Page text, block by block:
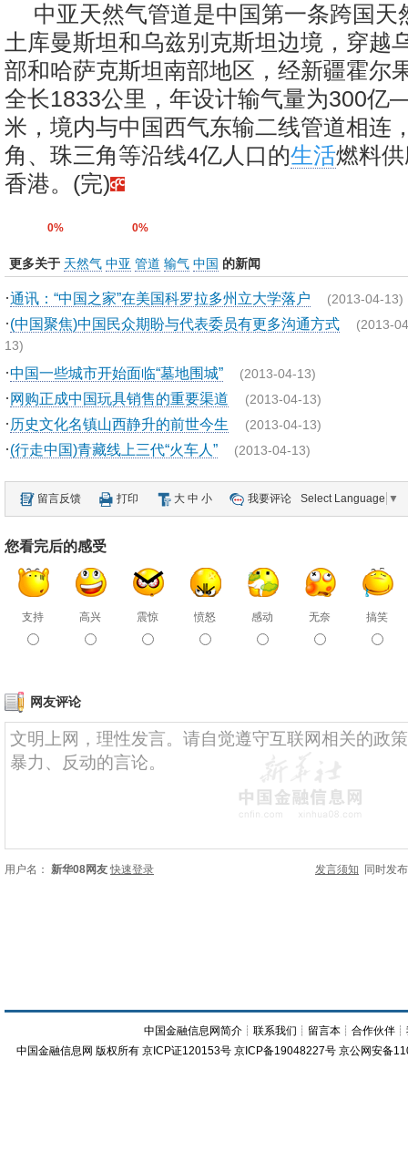
中亚天然气管道是中国第一条跨国天
土库曼斯坦和乌兹别克斯坦边境，穿越
部和哈萨克斯坦南部地区，经新疆霍尔
全长1833公里，年设计输气量为300亿
米，境内与中国西气东输二线管道相连
角、珠三角等沿线4亿人口的生活燃料
香港。(完)
0% 0%
更多关于 天然气 中亚 管道 输气 中国 的新闻
·通讯：“中国之家”在美国科罗拉多州立大学落户 (2013-04-13)
·(中国聚焦)中国民众期盼与代表委员有更多沟通方式 (2013-
13)
·中国一些城市开始面临“墓地围城” (2013-04-13)
·网购正成中国玩具销售的重要渠道 (2013-04-13)
· 历史文化名镇山西静升的前世今生 (2013-04-13)
·(行走中国)青藏线上三代“火车人” (2013-04-13)
留言反馈 打印 大 中 小 我要评论 Select Language ▼
您看完后的感受
支持 高兴 震惊 愤怒 感动 无奈 搞笑
网友评论
用户名： 新华08网友 快速登录 发言须知 同时发
中国金融信息网简介 ┊联系我们 ┊ 留言本 ┊合作伙伴 ┊
中国金融信息网 版权所有 京ICP证120153号 京ICP备19048227号 京公网安备